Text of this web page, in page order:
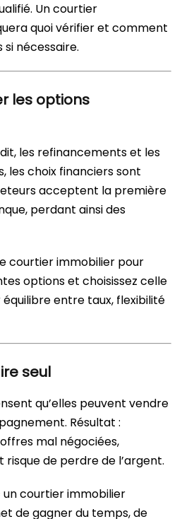
Un courtier
quoi vérifier et comment
nécessaire.
les options
les refinancements et les
les choix financiers sont
acceptent la première
perdant ainsi des
courtier immobilier pour
options et choisissez celle
entre taux, flexibilité
seul
qu’elles peuvent vendre
Résultat :
mal négociées,
de perdre de l’argent.
courtier immobilier
de gagner du temps, de